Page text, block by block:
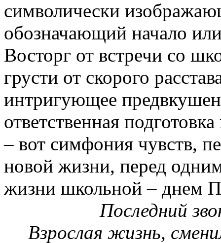
символически
обозначающий начало
Восторг от встречи со
грусти от скорого
интригующее
ответственная
– вот симфония чувств,
новой жизни, перед
жизни школьной – днем
Последний
Взрослая жизнь,